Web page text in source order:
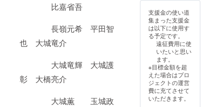
比嘉省吾
長嶺元希 平田智
也 大城竜介
大城竜輝 大城護
彰 大橋亮介
大城薫 玉城政
支援金の使い道
集まった支援金
は以下に使用す
る予定です。
遠征費用に使
いたいと思い
ます。
※目標金額を超
えた場合はプロ
ジェクトの運営
費に充てさせて
いただきます。